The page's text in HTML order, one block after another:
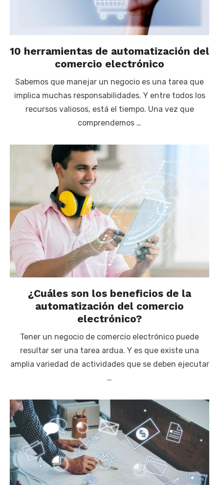
10 herramientas de automatización del
comercio electrónico
Sabemos que manejar un negocio es una tarea que
implica muchas responsabilidades. Y entre todos los
recursos valiosos, está el tiempo. Una vez que
comprendemos …
¿Cuáles son los beneficios de la
automatización del comercio
electrónico?
Tener un negocio de comercio electrónico puede
resultar ser una tarea ardua. Y es que existe una
amplia variedad de actividades que se deben ejecutar
…